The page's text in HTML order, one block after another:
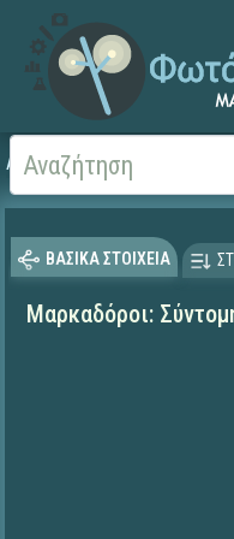
Αρχική
ΒΑΣΙΚΑ ΣΤΟΙΧΕΙΑ
Μαρκαδόροι: